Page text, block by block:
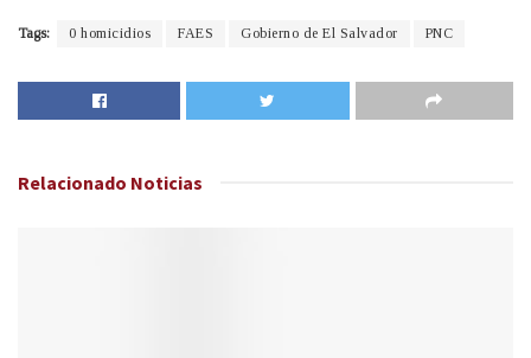
Tags: 0 homicidios FAES Gobierno de El Salvador PNC
Relacionado Noticias